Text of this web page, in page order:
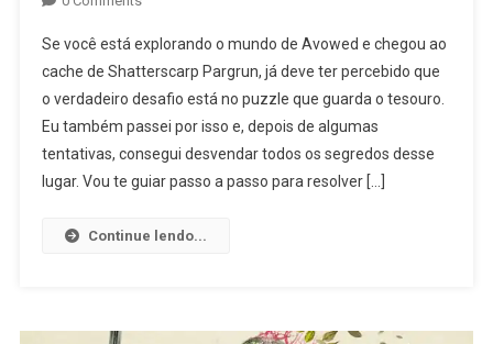
Se você está explorando o mundo de Avowed e chegou ao
cache de Shatterscarp Pargrun, já deve ter percebido que
o verdadeiro desafio está no puzzle que guarda o tesouro.
Eu também passei por isso e, depois de algumas
tentativas, consegui desvendar todos os segredos desse
lugar. Vou te guiar passo a passo para resolver […]
Continue lendo...